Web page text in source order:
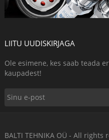
LIITU UUDISKIRJAGA
Ole esimene, kes saab teada
kaupadest!
BALTI TEHNIKA OÜ - All rights